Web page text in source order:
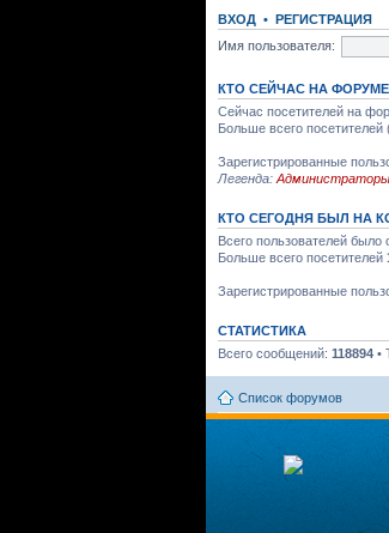
ВХОД • РЕГИСТРАЦИЯ
Имя пользователя:
КТО СЕЙЧАС НА ФОРУМЕ
Сейчас посетителей на
Больше всего посетителей
Зарегистрированные
Легенда: Администраторы
КТО СЕГОДНЯ БЫЛ НА
Всего пользователей было
Больше всего посетителей
Зарегистрированные
СТАТИСТИКА
Всего сообщений: 118894 •
Список форумов